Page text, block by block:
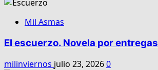
Mil Asmas
El escuerzo. Novela por entregas
milinviernos julio 23, 20260